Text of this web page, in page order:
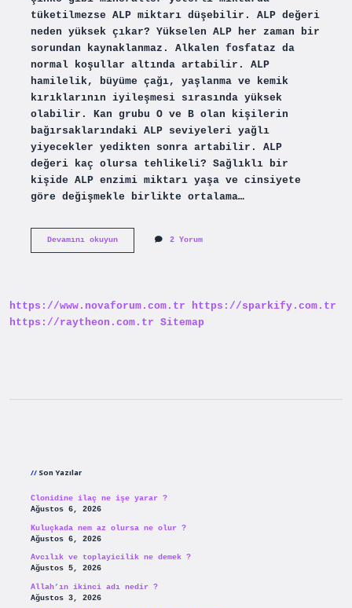
tüketilmezse ALP miktarı düşebilir. ALP değeri
neden yüksek çıkar? Yükselen ALP her zaman bir
sorundan kaynaklanmaz. Alkalen fosfataz da
normal koşullar altında artabilir. ALP
hamilelik, büyüme çağı, yaşlanma ve kemik
kırıklarının iyileşmesi sırasında yüksek
olabilir. Kan grubu O ve B olan kişilerin
bağırsaklarındaki ALP seviyeleri yağlı
yiyecekler yedikten sonra artabilir. ALP
değeri kaç olursa tehlikeli? Sağlıklı bir
kişide ALP enzimi miktarı yaşa ve cinsiyete
göre değişmekle birlikte ortalama…
Devamını okuyunAlp
2 Yorum
https://www.novaforum.com.tr
https://sparkify.com.tr
https://raytheon.com.tr Sitemap
Son Yazılar
Clonidine ilaç ne işe yarar ?
Ağustos 6, 2026
Kuluçkada nem az olursa ne olur ?
Ağustos 6, 2026
Avcılık ve toplayicilik ne demek ?
Ağustos 5, 2026
Allah’ın ikinci adı nedir ?
Ağustos 3, 2026